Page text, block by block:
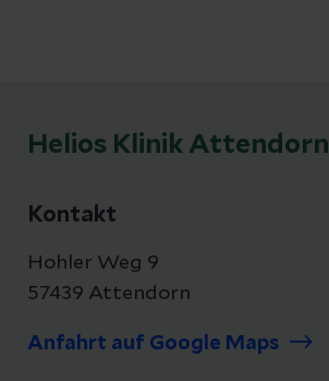
Viszeralchirurgie (DGAV).
Helios Klinik Attendorn
Kontakt
Hohler Weg 9
57439 Attendorn
Anfahrt auf Google Maps